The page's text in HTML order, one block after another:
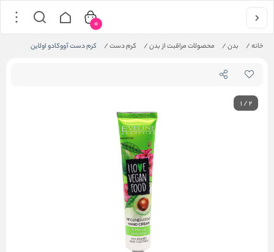
خانه/ بدن/ محصولات مراقبت از بدن/ کرم دست/ کرم دست آووکادو اولاین
0
1/2